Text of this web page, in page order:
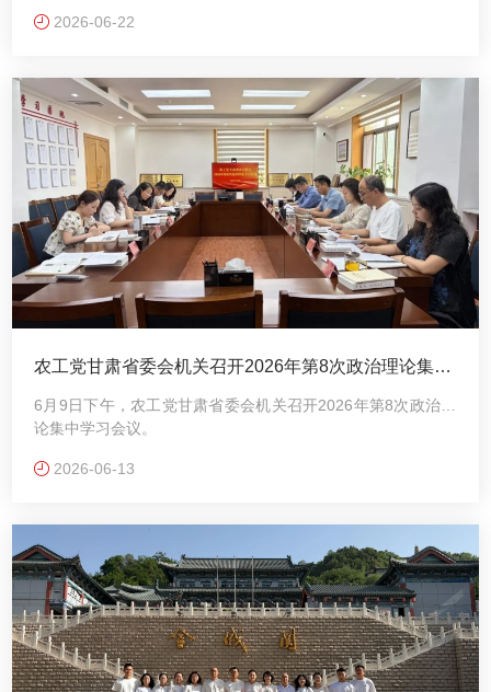
协副主席、农工党天水市委会主委杨铁森，农工党兰州市委会
2026-06-22
农工党甘肃省委会机关召开2026年第8次政治理论集中
学习会议
6月9日下午，农工党甘肃省委会机关召开2026年第8次政治理
论集中学习会议。
2026-06-13